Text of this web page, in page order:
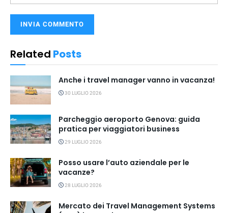
Related Posts
Anche i travel manager vanno in vacanza!
30 LUGLIO 2026
Parcheggio aeroporto Genova: guida
pratica per viaggiatori business
29 LUGLIO 2026
Posso usare l’auto aziendale per le
vacanze?
28 LUGLIO 2026
Mercato dei Travel Management Systems